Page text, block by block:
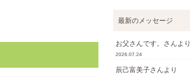
最新のメッセージ
お父さんです。 さんより
2026.07.24
辰己富美子さんより